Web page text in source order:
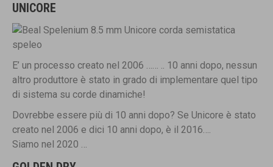
UNICORE
E’ un processo creato nel 2006 …… .. 10 anni dopo, nessun
altro produttore è stato in grado di implementare quel tipo
di sistema su corde dinamiche!
Dovrebbe essere più di 10 anni dopo? Se Unicore è stato
creato nel 2006 e dici 10 anni dopo, è il 2016….
Siamo nel 2020 …